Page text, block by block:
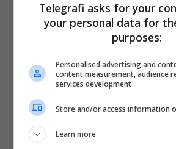
Telegrafi asks for your
your personal data for
purposes:
Personalised advertising and
content measurement, audience
services development
Store and/or access information
Learn more